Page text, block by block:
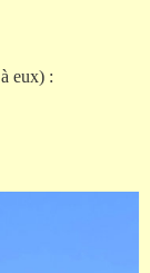
eux) :